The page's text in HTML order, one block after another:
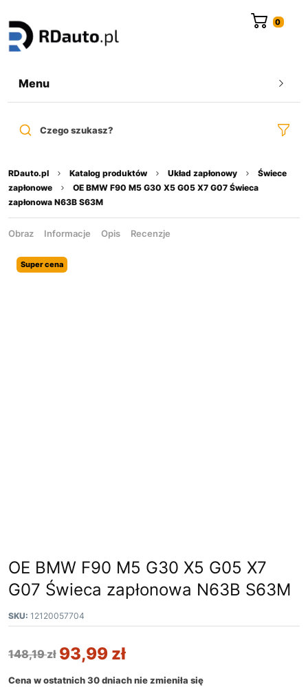
Menu
Czego szukasz?
RDauto.pl Katalog produktów Układ zapłonowy
Świece
zapłonowe
OE BMW F90 M5 G30 X5 G05 X7 G07 Świeca
zapłonowa N63B S63M
Obraz Informacje Opis Recenzje
Super cena
OE BMW F90 M5 G30 X5 G05 X7
G07 Świeca zapłonowa N63B S63M
SKU: 12120057704
148,19zł 93,99 zł
Cena w ostatnich 30 dniach nie zmieniła się